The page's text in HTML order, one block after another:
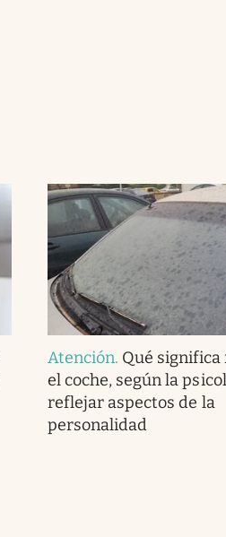
Atención. Qué significa
el coche, según la
reflejar aspectos de la
personalidad